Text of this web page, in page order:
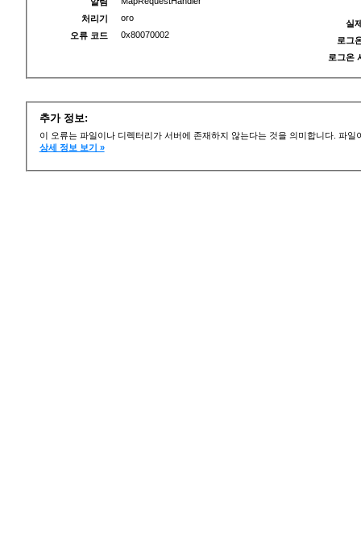
처리기
oro
오류 코드
0x80070002
실
로그
로그온
추가 정보:
이 오류는 파일이나 디렉터리가 서버에 존재하지 않는다는 것을 의미합니다. 파
상세 정보 보기 »